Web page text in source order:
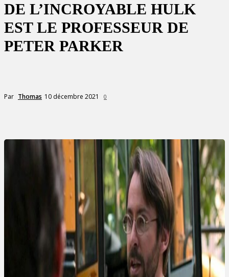
DE L’INCROYABLE HULK
EST LE PROFESSEUR DE
PETER PARKER
Par Thomas 10 décembre 2021 0